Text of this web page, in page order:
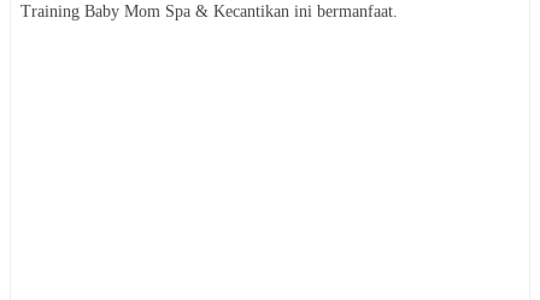
Training Baby Mom Spa & Kecantikan ini bermanfaat.